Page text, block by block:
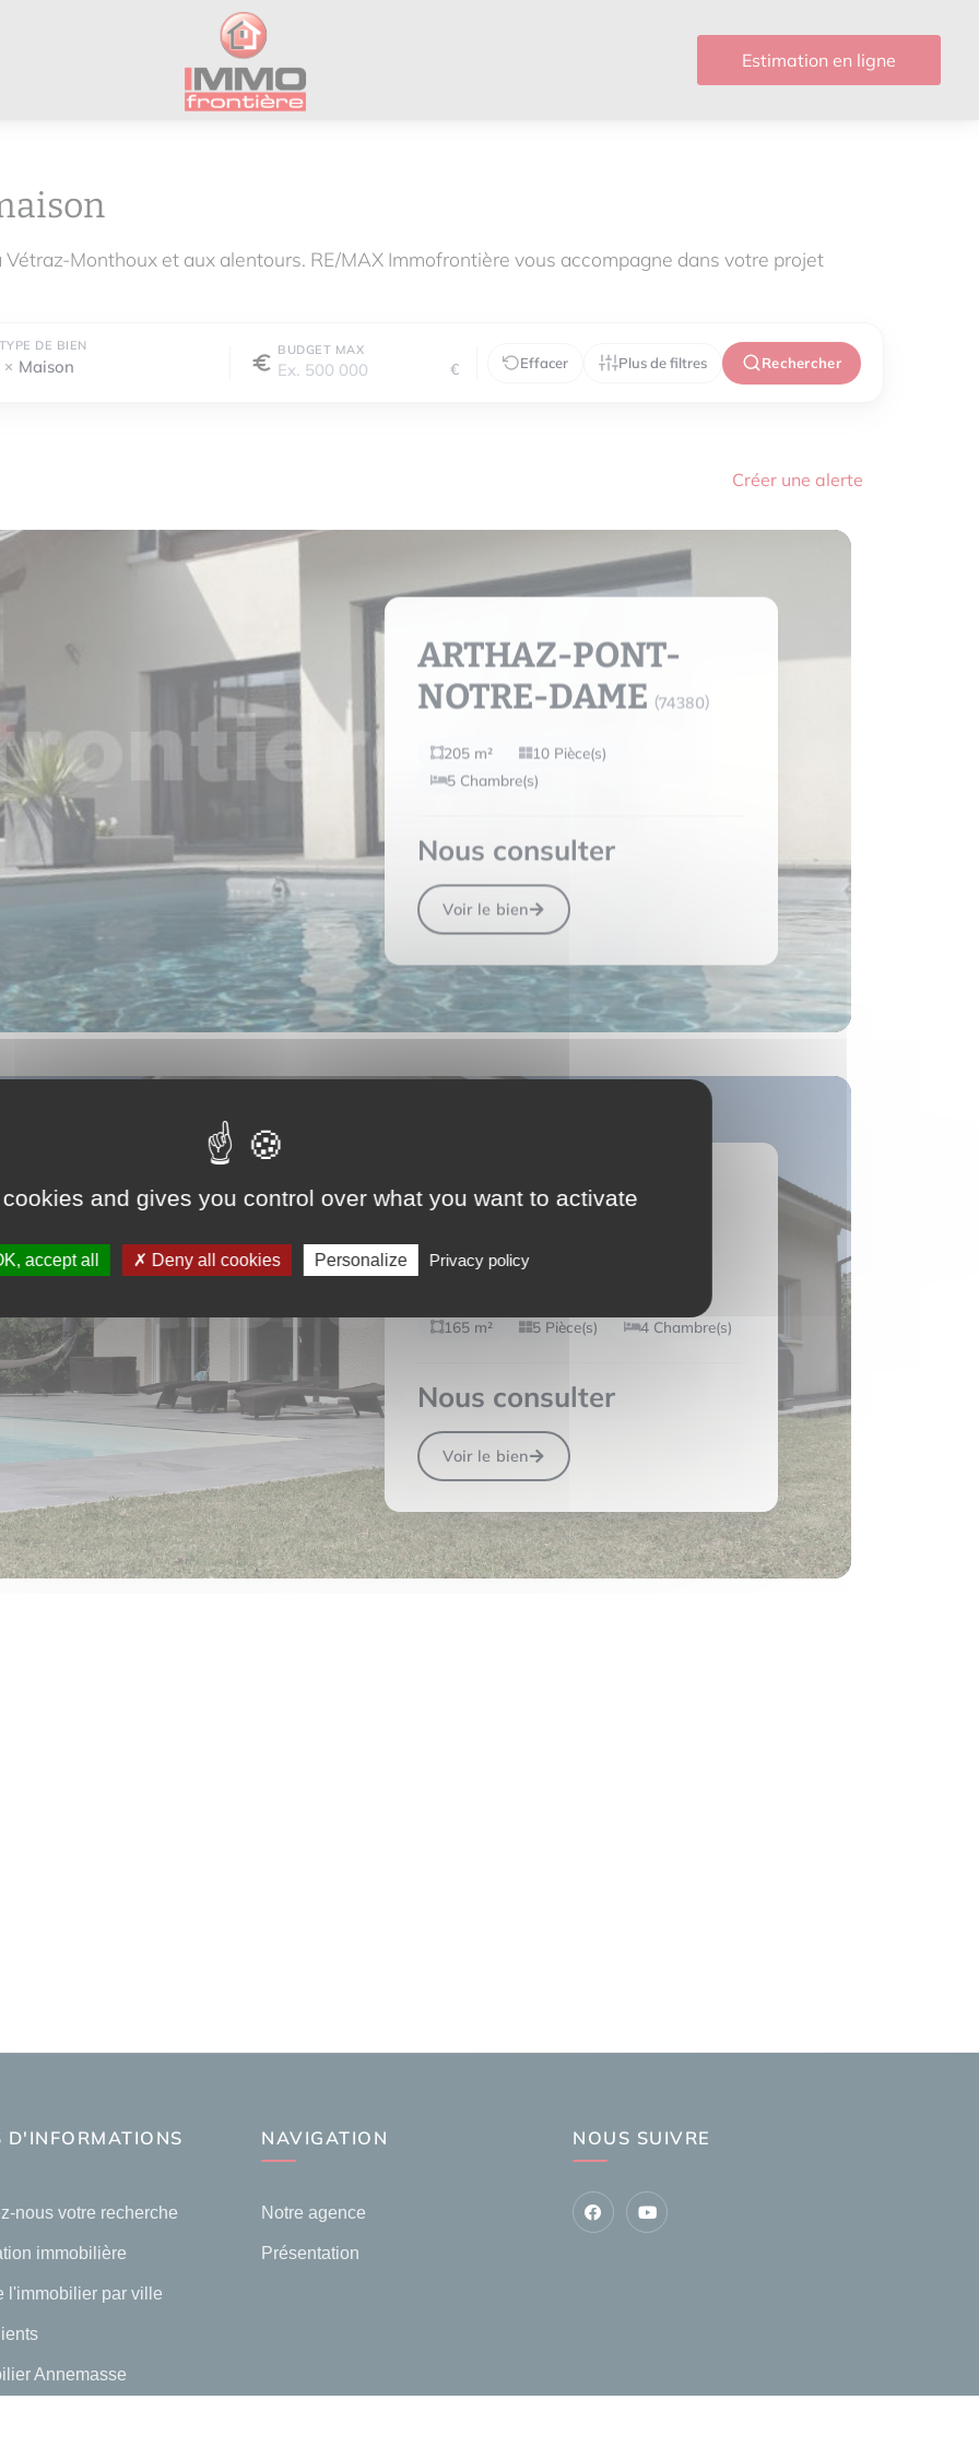
Estimation en ligne
Monthoux et aux alentours. RE/MAX Immofrontière vous accompagne dans votre projet
DE BIEN
Maison
BUDGET MAX
€ Effacer Plus de filtres Rechercher
Créer une alerte
ARTHAZ-PONT-
NOTRE-DAME (74380)
205 m²
10 Pièce(s)
5 Chambre(s)
Nous consulter
Voir le bien
VILLA
NOTRE-DAME
165 m² 5 Pièce(s) 4 Chambre(s)
Nous consulter
Voir le bien
D'INFORMATIONS
nous votre recherche
immobilière
l'immobilier par ville
Annemasse
NAVIGATION
Notre agence
Présentation
NOUS SUIVRE
and gives you control over what you want to activate
accept all Deny all cookies Personalize Privacy policy